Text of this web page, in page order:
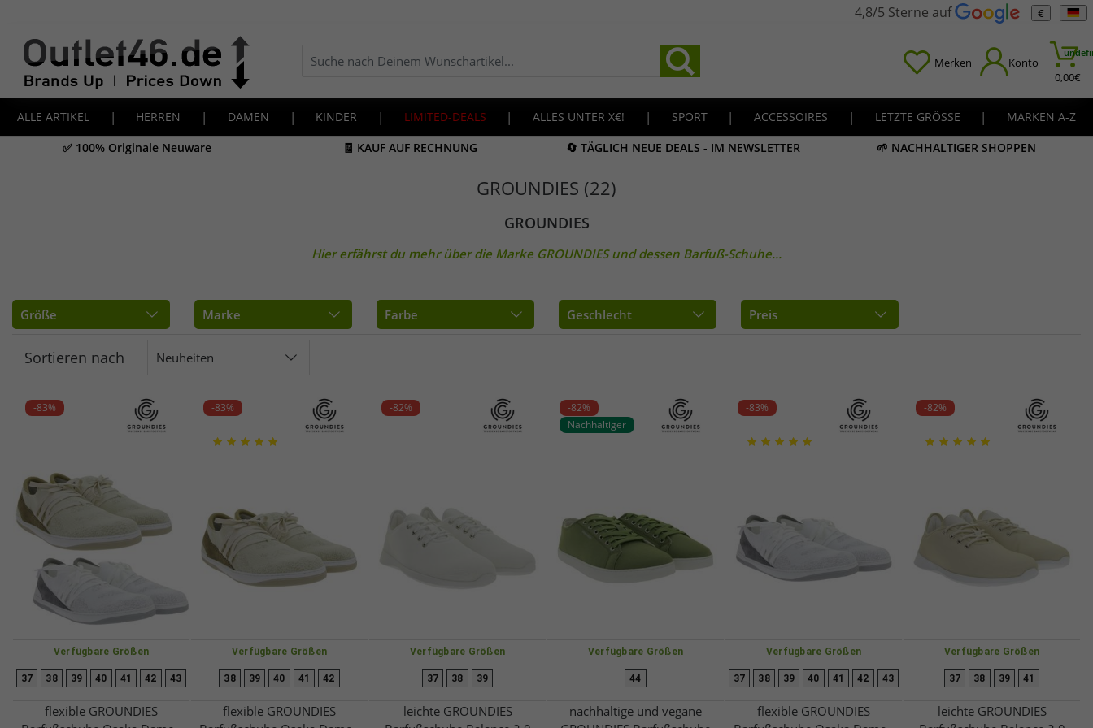
4,8/5 Sterne auf €
Merken Konto
0,00€
ALLE ARTIKEL | HERREN | DAMEN | KINDER | LIMITED-DEALS | ALLES UNTER X€! | SPORT | ACCESSOIRES | LETZTE GRÖSSE |
MARKEN A-Z
✅ 100% Originale Neuware
🧾 KAUF AUF RECHNUNG 🔄 TÄGLICH NEUE DEALS - IM NEWSLETTER 🌱 NACHHALTIGER SHOPPEN
GROUNDIES (22)
GROUNDIES
Hier erfährst du mehr über die Marke GROUNDIESund dessen Barfuß-Schuhe...
Größe Marke Farbe Geschlecht Preis
Sortieren nach Neuheiten
-83%
Verfügbare Größen
37 38 39 40 41 42 43
flexible GROUNDIES
-83%
Verfügbare Größen
38 39 40 41 42
flexible GROUNDIES
-82%
Verfügbare Größen
37 38 39
leichte GROUNDIES
-82%
Nachhaltiger
Verfügbare Größen
44
nachhaltige und vegane
-83%
Verfügbare Größen
37 38 39 40 41 42 43
flexible GROUNDIES
-82%
Verfügbare Größen
37 38 39 41
leichte GROUNDIES